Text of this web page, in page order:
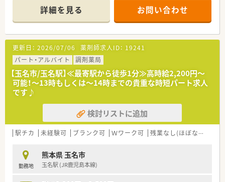
＊------------------------------------------＊
【店舗情報と応需状況について】
■最寄り駅から徒歩1分ほどの好立地で、福岡の大牟田エリアな
どからもJRを利用してスムーズに通勤ができる店舗です。
■古庄胃腸科内科からの処方箋をメインに、1日あたり約50枚を
応需しており外来から在宅まで幅広く対応しています。
■広々とした清潔感のある店内で、調剤薬局でありながらOTC医
薬品も豊富に取り揃えている地域密着型の店舗です。
【募集背景と求める人物像について】
て活躍していただける正社員の方を求めています。
■周囲のスタッフと円滑に業務を進めることができる、協調性が
あり落ち着いた雰囲気の方をお待ちしています。
■新卒や経験が浅い方から40代の方を中心に、幅広い年代から
【法人特徴について】
■玉名市の3店舗を中心に、熊本市や荒尾市など熊本県内に5店
詳細を見る お問い合わせ
更新日： 2026/07/06 薬剤師求人ID： 19241
パート・アルバイト
調剤薬局
【玉名市/玉名駅】≪最寄駅から徒歩1分≫高時給2,200円～
可能！～13時もしくは～14時までの貴重な時短パート求人
です♪
検討リストに追加
駅チカ 未経験可 ブランク可 Ｗワーク可 残業なし(ほぼなし含む)
勤務地
熊本県 玉名市
玉名駅 (JR鹿児島本線)